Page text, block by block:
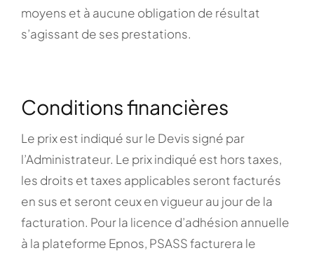
moyens et à aucune obligation de résultat
s’agissant de ses prestations.
Conditions financières
Le prix est indiqué sur le Devis signé par
l’Administrateur. Le prix indiqué est hors taxes,
les droits et taxes applicables seront facturés
en sus et seront ceux en vigueur au jour de la
facturation. Pour la licence d’adhésion annuelle
à la plateforme Epnos, PSASS facturera le